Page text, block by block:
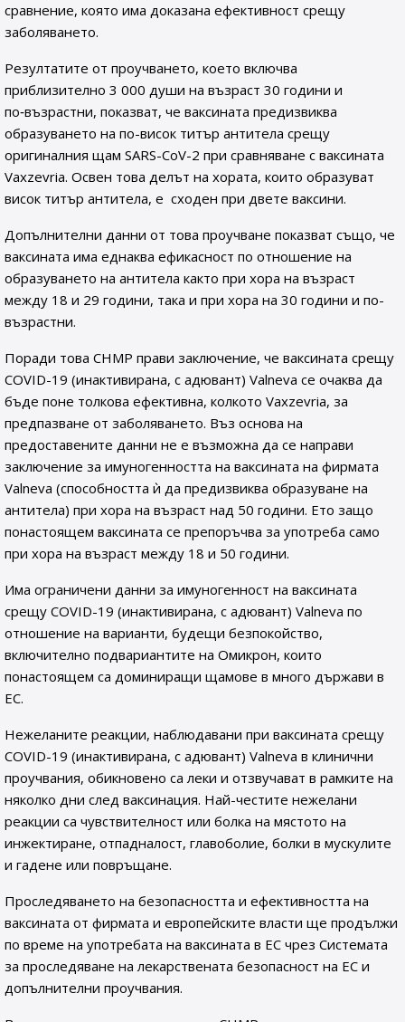
сравнение, която има доказана ефективност срещу
заболяването.
Резултатите от проучването, което включва
приблизително 3 000 души на възраст 30 години и
по‑възрастни, показват, че ваксината предизвиква
образуването на по-висок титър антитела срещу
оригиналния щам SARS-CoV-2 при сравняване с ваксината
Vaxzevria. Освен това делът на хората, които образуват
висок титър антитела, е сходен при двете ваксини.
Допълнителни данни от това проучване показват също, че
ваксината има еднаква ефикасност по отношение на
образуването на антитела както при хора на възраст
между 18 и 29 години, така и при хора на 30 години и по-
възрастни.
Поради това CHMP прави заключение, че ваксината срещу
COVID-19 (инактивирана, с адювант) Valneva се очаква да
бъде поне толкова ефективна, колкото Vaxzevria, за
предпазване от заболяването. Въз основа на
предоставените данни не е възможна да се направи
заключение за имуногенността на ваксината на фирмата
Valneva (способността ѝ да предизвиква образуване на
антитела) при хора на възраст над 50 години. Ето защо
понастоящем ваксината се препоръчва за употреба само
при хора на възраст между 18 и 50 години.
Има ограничени данни за имуногенност на ваксината
срещу COVID-19 (инактивирана, с адювант) Valneva по
отношение на варианти, будещи безпокойство,
включително подвариантите на Омикрон, които
понастоящем са доминиращи щамове в много държави в
ЕС.
Нежеланите реакции, наблюдавани при ваксината срещу
COVID-19 (инактивирана, с адювант) Valneva в клинични
проучвания, обикновено са леки и отзвучават в рамките на
няколко дни след ваксинация. Най-честите нежелани
реакции са чувствителност или болка на мястото на
инжектиране, отпадналост, главоболие, болки в мускулите
и гадене или повръщане.
Проследяването на безопасността и ефективността на
ваксината от фирмата и европейските власти ще продължи
по време на употребата на ваксината в ЕС чрез Системата
за проследяване на лекарствената безопасност на ЕС и
допълнителни проучвания.